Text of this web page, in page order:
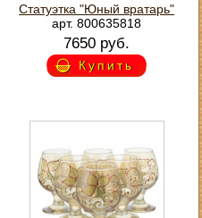
Статуэтка "Юный вратарь"
арт. 800635818
7650 руб.
Купить